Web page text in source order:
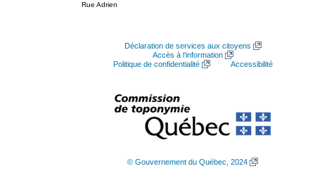
Rue Adrien
Déclaration de services aux citoyens
Accès à l’information
Politique de confidentialité
Accessibilité
© Gouvernement du Québec, 2024